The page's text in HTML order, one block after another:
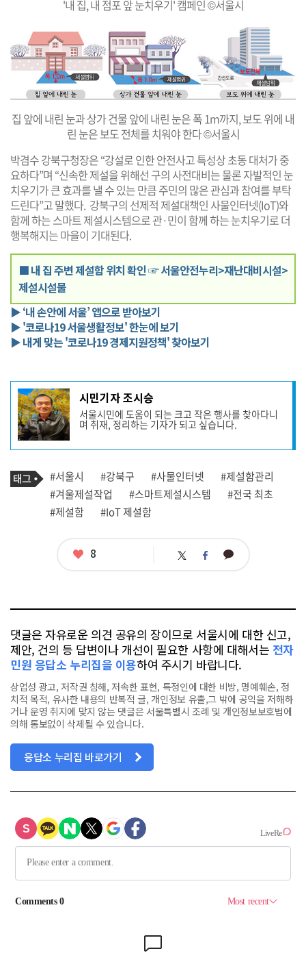
'내 집, 내 점포 앞 눈치우기' 캠페인 ©서울시
집 앞에 내린 눈과 상가 건물 앞에 내린 눈은 폭 1m까지, 보도 위에 내
린 눈은 보도 전체를 치워야 한다 ©서울시
박겸수 강북구청장은 “강설로 인한 안전사고 특성상 초동 대처가 중
요하다”며 “신속한 제설을 위해선 구의 사전대비는 물론 자발적인 눈
치우기가 큰 효과를 낼 수 있는 만큼 주민의 많은 관심과 참여를 부탁
드린다”고 말했다. 강북구의 선제적 제설대책인 사물인터넷(IoT)와
함께 하는 스마트 제설시스템으로 관·민이 함께 하는 눈치우기로 더
행복해지는 마을이 기대된다.
■ 내 집 주변 제설함 위치 확인 ☞ 서울안전누리>재난대비시설>
제설시설물
▶ ‘내 손안에 서울’ 앱으로 받아보기
▶ '코로나19 서울생활정보' 한눈에 보기
▶ 내게 맞는 '코로나19 경제지원정책' 찾아보기
기
사
작
성
자
프
필
시민기자 조시승
서울시민에 도움이 되는 크고 작은 행사를 찾아다니
며 취재, 정리하는 기자가 되고 싶습니다.
기
사
관
련
태
태
그
#서울시 #강북구 #사물인터넷
#제설함관리
#겨울제설작업
#스마트제설시스템
#전국 최초
#제설함
#IoT 제설함
좋
8 트 페 카
댓글은 자유로운 의견 공유의 장이므로 서울시에 대한 신고,
제안, 건의 등 답변이나 개선이 필요한 사항에 대해서는 전자
민원 응답소 누리집을 이용하여 주시기 바랍니다.
상업성 광고, 저작권 침해, 저속한 표현, 특정인에 대한 비방, 명예훼손, 정
치적 목적, 유사한 내용의 반복적 글, 개인정보 유출,그 밖에 공익을 저해하
거나 운영 취지에 맞지 않는 댓글은 서울특별시 조례 및 개인정보보호법에
의해 통보없이 삭제될 수 있습니다.
응답소 누리집 바로가기